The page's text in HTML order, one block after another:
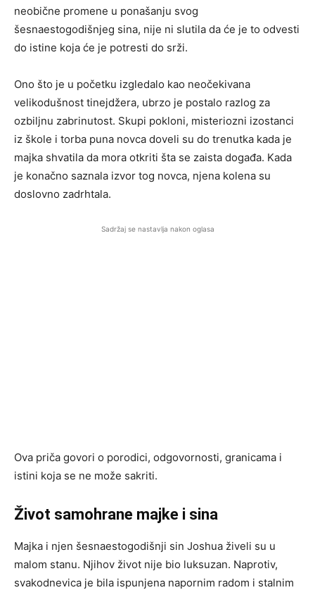
neobične promene u ponašanju svog
šesnaestogodišnjeg sina, nije ni slutila da će je to odvesti
do istine koja će je potresti do srži.
Ono što je u početku izgledalo kao neočekivana
velikodušnost tinejdžera, ubrzo je postalo razlog za
ozbiljnu zabrinutost. Skupi pokloni, misteriozni izostanci
iz škole i torba puna novca doveli su do trenutka kada je
majka shvatila da mora otkriti šta se zaista događa. Kada
je konačno saznala izvor tog novca, njena kolena su
doslovno zadrhtala.
Sadržaj se nastavlja nakon oglasa
Ova priča govori o porodici, odgovornosti, granicama i
istini koja se ne može sakriti.
Život samohrane majke i sina
Majka i njen šesnaestogodišnji sin Joshua živeli su u
malom stanu. Njihov život nije bio luksuzan. Naprotiv,
svakodnevica je bila ispunjena napornim radom i stalnim